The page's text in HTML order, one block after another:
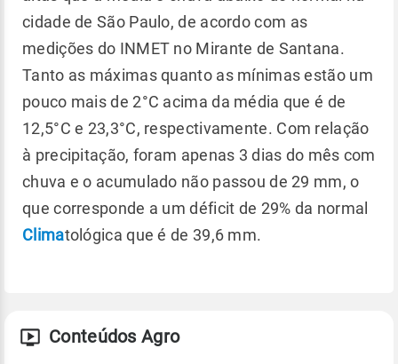
cidade de São Paulo, de acordo com as
medições do INMET no Mirante de Santana.
Tanto as máximas quanto as mínimas estão um
pouco mais de 2°C acima da média que é de
12,5°C e 23,3°C, respectivamente. Com relação
à precipitação, foram apenas 3 dias do mês com
chuva e o acumulado não passou de 29 mm, o
que corresponde a um déficit de 29% da normal
Climatológica que é de 39,6 mm.
Conteúdos Agro